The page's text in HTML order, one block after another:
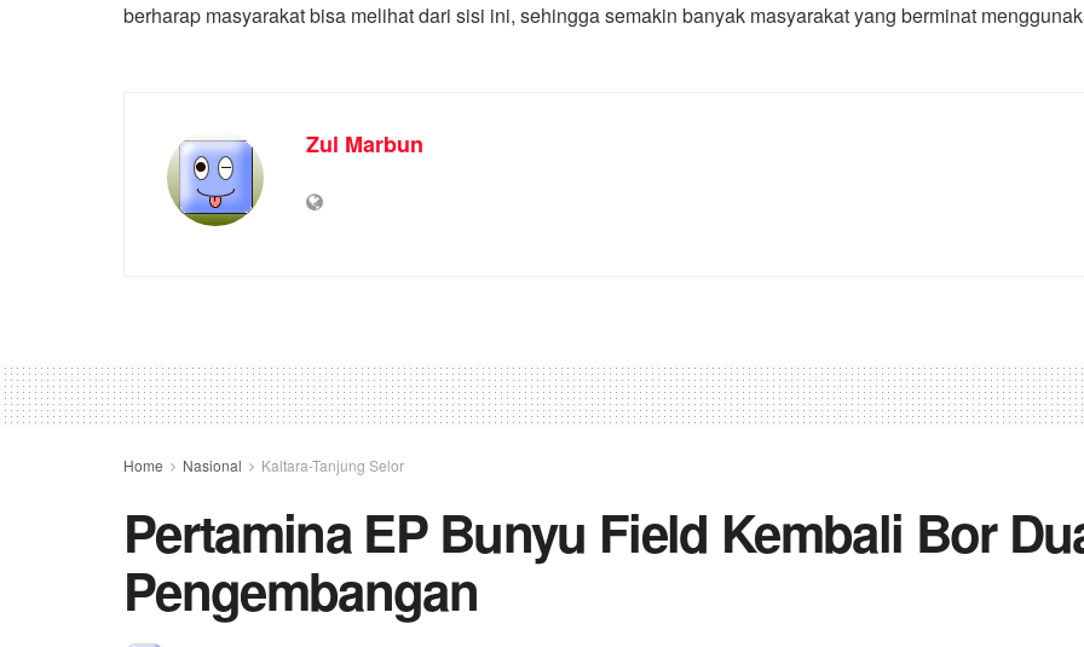
berharap masyarakat bisa melihat dari sisi ini, sehingga semakin banyak masyarakat yang berminat
Zul Marbun
Home Nasional Kaltara-Tanjung Selor
Pertamina EP Bunyu Field Kembali Bor
Pengembangan